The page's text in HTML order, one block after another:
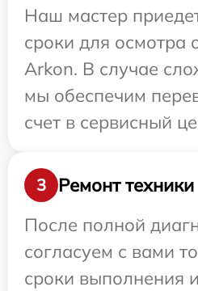
Наш мастер
сроки для осмотра
Arkon. В случае
мы обеспечим
счет в сервисный
3
Ремонт техники
После полной
согласуем с вами
сроки выполнения